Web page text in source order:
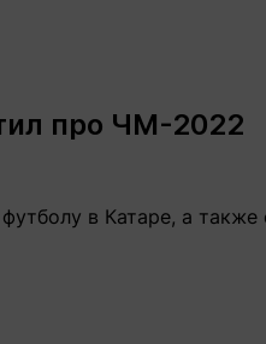
про ЧМ-2022
в Катаре, а также